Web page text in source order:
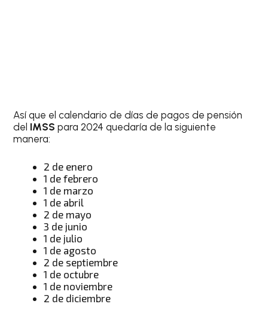
Así que el calendario de días de pagos de pensión
del IMSSpara 2024 quedaría de la siguiente
manera:
2 de enero
1 de febrero
1 de marzo
1 de abril
2 de mayo
3 de junio
1 de julio
1 de agosto
2 de septiembre
1 de octubre
1 de noviembre
2 de diciembre